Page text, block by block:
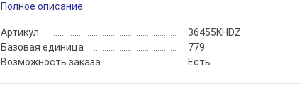
Полное описание
Артикул
36455KHDZ
Базовая единица
779
Возможность заказа
Есть